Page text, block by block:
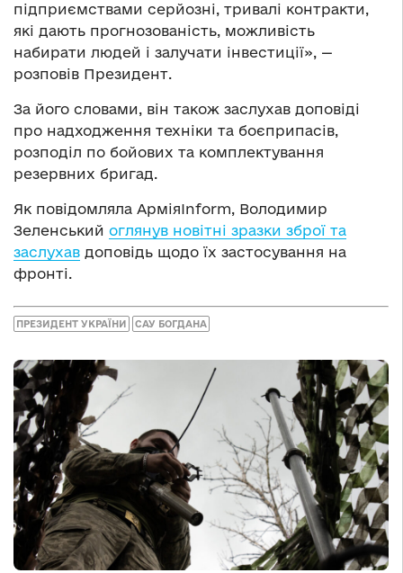
підприємствами серйозні, тривалі контракти,
які дають прогнозованість, можливість
набирати людей і залучати інвестиції», —
розповів Президент.
За його словами, він також заслухав доповіді
про надходження техніки та боєприпасів,
розподіл по бойових та комплектування
резервних бригад.
Як повідомляла АрміяInform, Володимир
Зеленський оглянув новітні зразки зброї та
заслухав доповідь щодо їх застосування на
фронті.
ПРЕЗИДЕНТ УКРАЇНИ САУ БОГДАНА